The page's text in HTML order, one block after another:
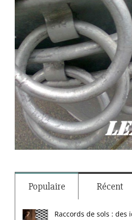
Populaire Récent
Raccords de sols : des